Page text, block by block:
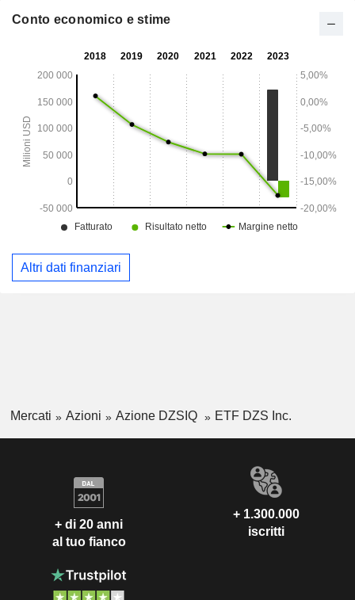
Conto economico e stime
Altri dati finanziari
Mercati Azioni Azione DZSIQ ETF DZS Inc.
+ di 20 anni
al tuo fianco
+ 1.300.000
iscritti